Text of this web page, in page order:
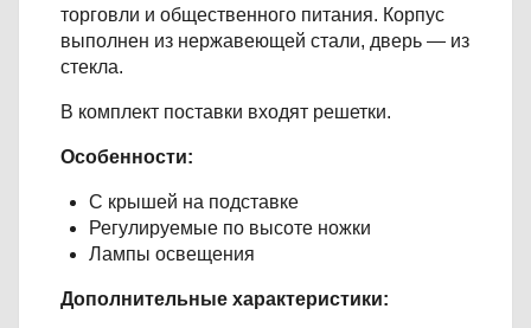
торговли и общественного питания. Корпус
выполнен из нержавеющей стали, дверь — из
стекла.
В комплект поставки входят решетки.
Особенности:
С крышей на подставке
Регулируемые по высоте ножки
Лампы освещения
Дополнительные характеристики: